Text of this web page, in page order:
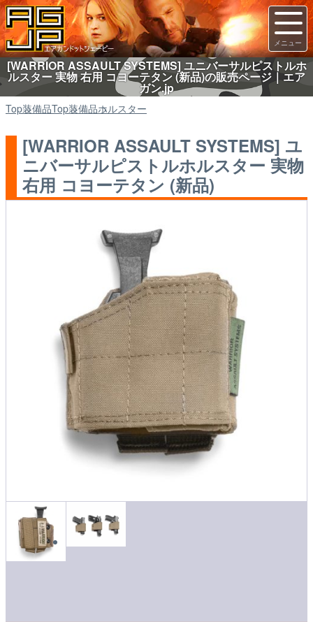
[WARRIOR ASSAULT SYSTEMS] ユニバーサルピストルホ
ルスター 実物 右用 コヨーテタン (新品)の販売ページ｜エア
ガン.jp
Top装備品Top装備品ホルスター
[WARRIOR ASSAULT SYSTEMS] ユ
ニバーサルピストルホルスター 実物
右用 コヨーテタン (新品)